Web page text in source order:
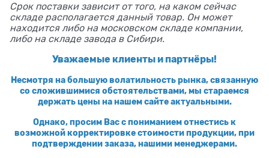
Срок поставки зависит от того, на каком сейчас
складе располагается данный товар. Он может
находится либо на московском складе компании,
либо на складе завода в Сибири.
Уважаемые клиенты и партнёры!
Несмотря на большую волатильность рынка, связанную
со сложившимися обстоятельствами, мы стараемся
держать цены на нашем сайте актуальными.
Однако, просим Вас с пониманием отнестись к
возможной корректировке стоимости продукции, при
подтверждении заказа, нашими менеджерами.